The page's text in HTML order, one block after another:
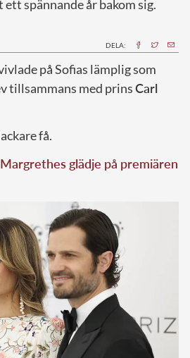
spännande år bakom sig.
DELA:
på Sofias lämplig som
tillsammans med prinsCarl
få.
glädje på premiären